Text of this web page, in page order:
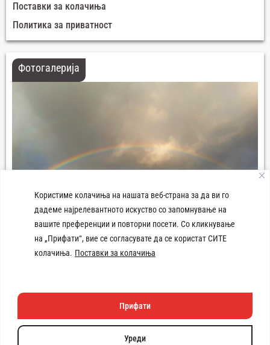
Користиме колачиња на нашата веб-страна за да ви го
дадеме најрелевантното искуство со запомнување на
вашите преференции и повторни посети. Со кликнување
на „Прифати“, вие се согласувате да се користат СИТЕ
колачиња. Поставки за колачиња
Уреди
Прифати
Поставки за колачиња
Политика за приватност
Фотогалерија
Техничката изработка
на веб